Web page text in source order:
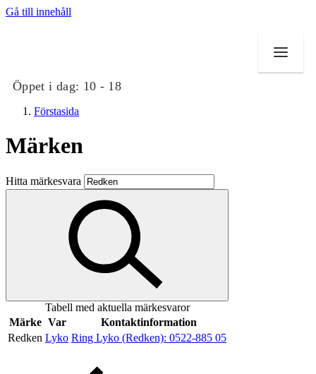
Gå till innehåll
Öppet i dag: 10 - 18
Butiker
Mat och dryck
Evenemang
Erbjudanden
Inspiration
Förstasida
Märken
Hitta märkesvara
Tabell med aktuella märkesvaror
Märke Var
Kontaktinformation
Redken Lyko Ring Lyko (Redken): 0522-885 05